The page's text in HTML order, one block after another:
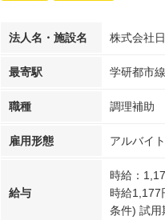
法人名・施設名 株式会社
最寄駅 学研都市
職種 調理補助
雇用形態 アルバイ
給与
時給：
時給
条件) 試用